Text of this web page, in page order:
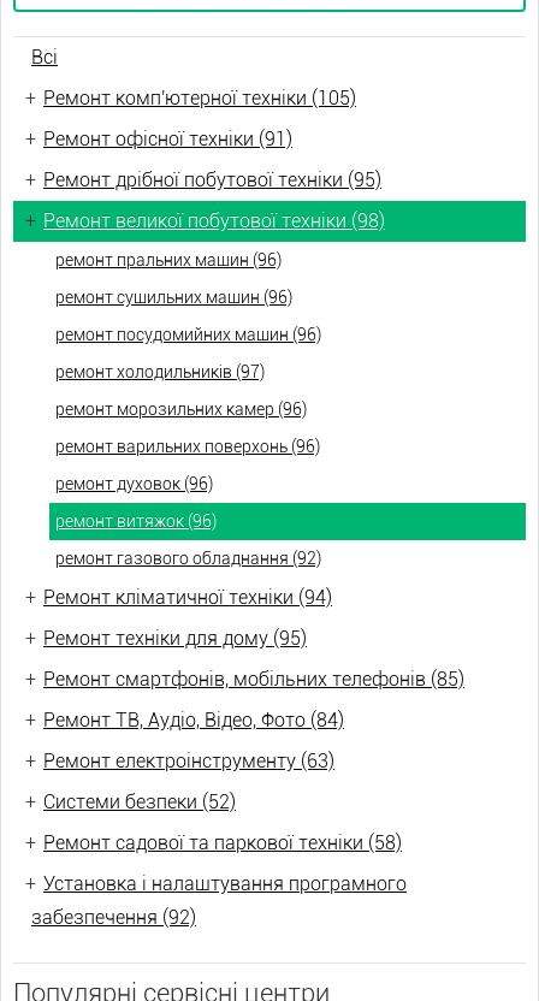
Всі
+ Ремонт комп'ютерної техніки (105)
+ Ремонт офісної техніки (91)
+ Ремонт дрібної побутової техніки (95)
+ Ремонт великої побутової техніки (98)
ремонт пральних машин (96)
ремонт сушильних машин (96)
ремонт посудомийних машин (96)
ремонт холодильників (97)
ремонт морозильних камер (96)
ремонт варильних поверхонь (96)
ремонт духовок (96)
ремонт витяжок (96)
ремонт газового обладнання (92)
+ Ремонт кліматичної техніки (94)
+ Ремонт техніки для дому (95)
+ Ремонт смартфонів, мобільних телефонів (85)
+ Ремонт ТВ, Аудіо, Відео, Фото (84)
+ Ремонт електроінструменту (63)
+ Системи безпеки (52)
+ Ремонт садової та паркової техніки (58)
+ Установка і налаштування програмного
забезпечення (92)
Популярні сервісні центри